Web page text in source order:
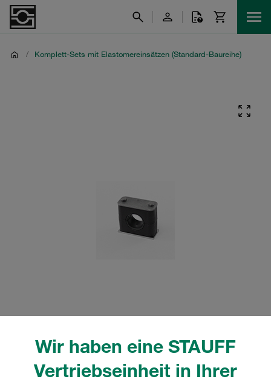
Wir haben eine STAUFF
Vertriebseinheit in Ihrer
/ Komplett-Sets mit Elastomereinsätzen (Standard-Baureihe)
Bitte beachten Sie: Das Bild dient nur zur Veranschaulichung und kann vom
Mehr anzeigen